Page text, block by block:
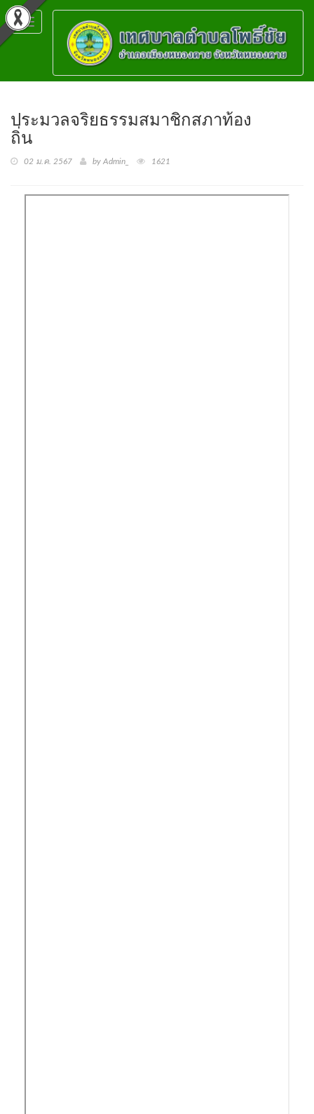
Toggle
navigation
ประมวลจริยธรรมสมาชิกสภาท้อง
ถิ่น
02 ม.ค. 2567 by Admin_ 1621